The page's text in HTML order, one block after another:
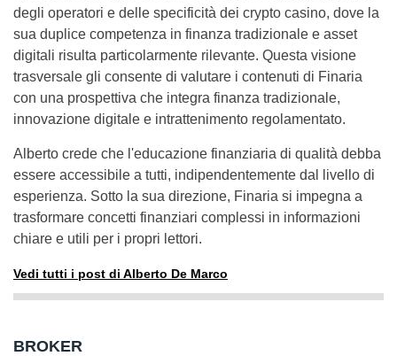
degli operatori e delle specificità dei crypto casino, dove la
sua duplice competenza in finanza tradizionale e asset
digitali risulta particolarmente rilevante. Questa visione
trasversale gli consente di valutare i contenuti di Finaria
con una prospettiva che integra finanza tradizionale,
innovazione digitale e intrattenimento regolamentato.
Alberto crede che l'educazione finanziaria di qualità debba
essere accessibile a tutti, indipendentemente dal livello di
esperienza. Sotto la sua direzione, Finaria si impegna a
trasformare concetti finanziari complessi in informazioni
chiare e utili per i propri lettori.
Vedi tutti i post di Alberto De Marco
BROKER